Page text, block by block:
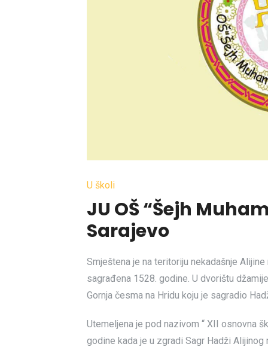
U školi
JU OŠ “Šejh
Sarajevo
Smještena je na teritoriju nekadašnje
sagrađena 1528. godine. U dvorištu
Gornja česma na Hridu koju je sagradio
Utemeljena je pod nazivom “ XII osnovna
godine kada je u zgradi Sagr Hadži